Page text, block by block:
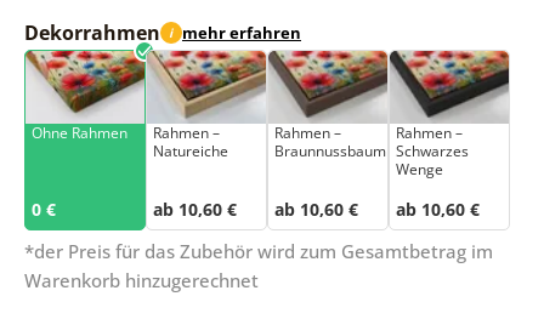
Dekorrahmen i mehr erfahren
Ohne Rahmen
0 €
Rahmen –
Natureiche
ab 10,60 €
Rahmen –
Braunnussbaum
ab 10,60 €
Rahmen –
Schwarzes
Wenge
ab 10,60 €
*der Preis für das Zubehör wird zum Gesamtbetrag im
Warenkorb hinzugerechnet